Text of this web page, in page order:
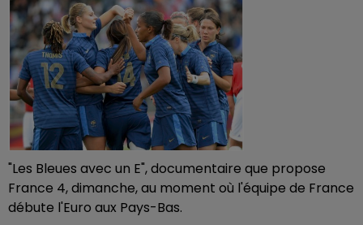
"Les Bleues avec un E", documentaire que propose
France 4, dimanche, au moment où l'équipe de France
débute l'Euro aux Pays-Bas.